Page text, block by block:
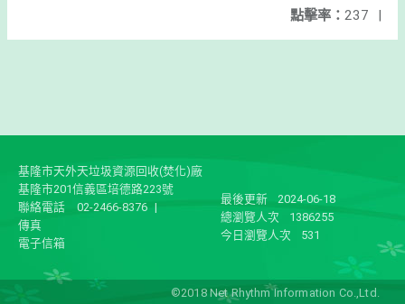
點擊率： 237 |
基隆市天外天垃圾資源回收(焚化)廠
基隆市201信義區培德路223號
聯絡電話
02-2466-8376 |
傳真
電子信箱
最後更新
2024-06-18
總瀏覽人次
1386255
今日瀏覽人次
531
©2018 Net Rhythm Information Co.,Ltd.